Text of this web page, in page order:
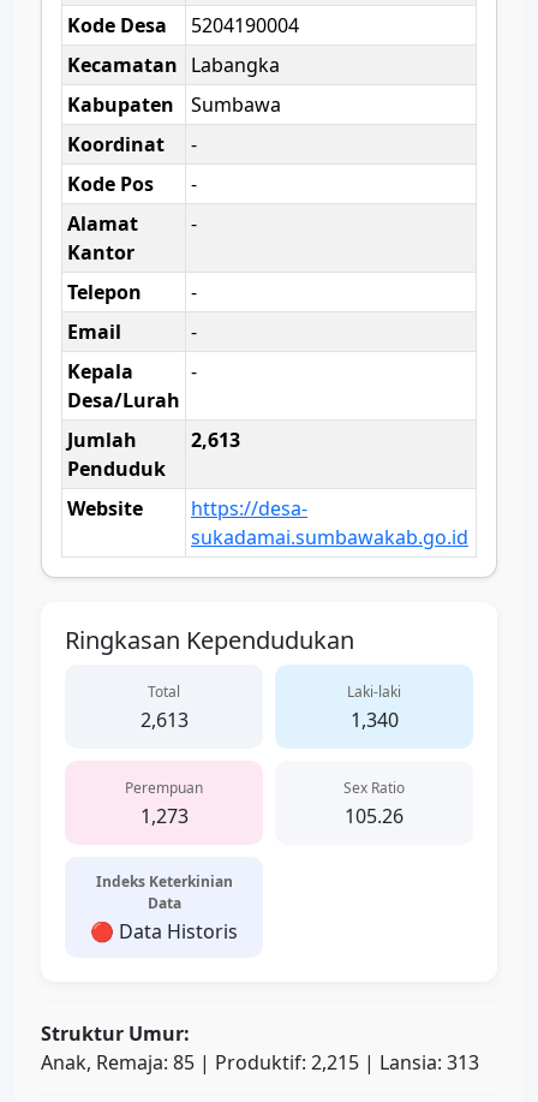
Kode Desa
5204190004
Kecamatan Labangka
Kabupaten
Sumbawa
Koordinat
-
Kode Pos
-
Alamat
Kantor
-
Telepon
-
Email
-
Kepala
Desa/Lurah
-
Jumlah
Penduduk
2,613
Website
https://desa-
sukadamai.sumbawakab.go.id
Ringkasan Kependudukan
Total
2,613
Laki-laki
1,340
Perempuan
1,273
Sex Ratio
105.26
Indeks Keterkinian
Data
🔴 Data Historis
Struktur Umur:
Anak, Remaja: 85 | Produktif: 2,215 | Lansia: 313